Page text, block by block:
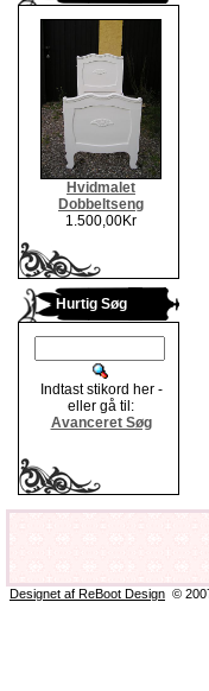
Hvidmalet
Dobbeltseng
1.500,00Kr
Hurtig Søg
Indtast stikord her -
eller gå til:
Avanceret Søg
Designet af ReBoot Design ©